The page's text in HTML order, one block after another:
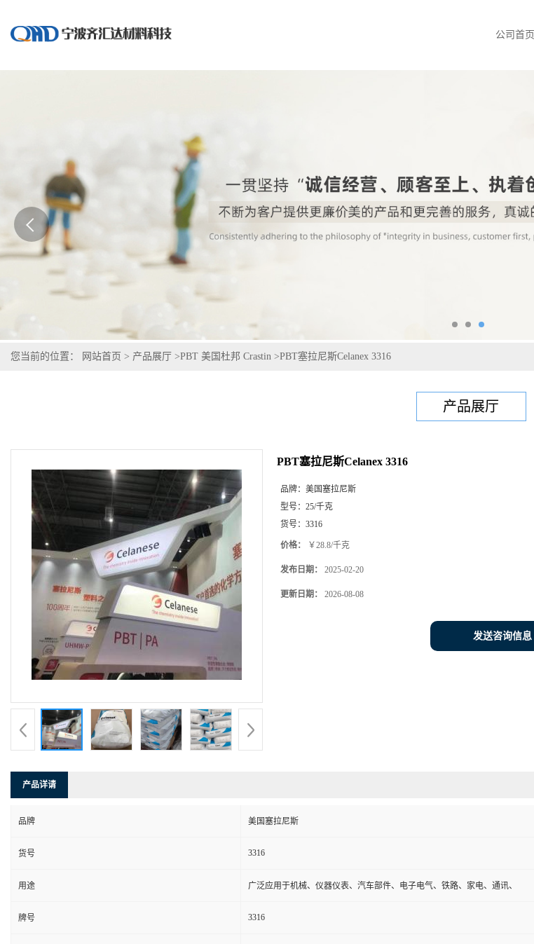
公司首页
您当前的位置： 网站首页 > 产品展厅 >PBT 美国杜邦 Crastin >PBT塞拉尼斯Celanex 3316
产品展厅
PBT塞拉尼斯Celanex 3316
品牌： 美国塞拉尼斯
型号： 25/千克
货号： 3316
价格： ￥28.8/千克
发布日期： 2025-02-20
更新日期： 2026-08-08
发送咨询信息
产品详请
品牌 美国塞拉尼斯
货号 3316
用途 广泛应用于机械、仪器仪表、汽车部件、电子电气、铁路、家电、通讯、
牌号 3316